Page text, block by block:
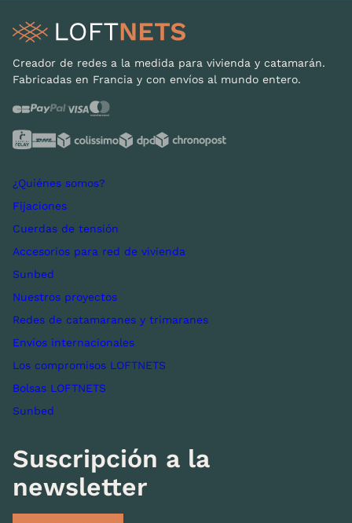
Creador de redes a la medida para vivienda y catamarán.
Fabricadas en Francia y con envíos al mundo entero.
¿Quiénes somos?
Fijaciones
Cuerdas de tensión
Accesorios para red de vivienda
Sunbed
Nuestros proyectos
Redes de catamaranes y trimaranes
Envíos internacionales
Los compromisos LOFTNETS
Bolsas LOFTNETS
Sunbed
Suscripción a la
newsletter